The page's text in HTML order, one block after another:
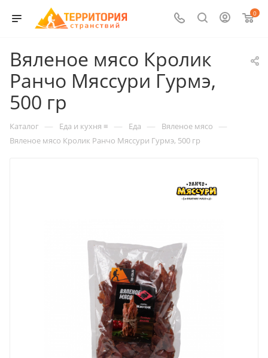
0
Вяленое мясо Кролик
Ранчо Мяссури Гурмэ,
500 гр
Каталог — Еда и кухня ≡ — Еда — Вяленое мясо —
Вяленое мясо Кролик Ранчо Мяссури Гурмэ, 500 гр